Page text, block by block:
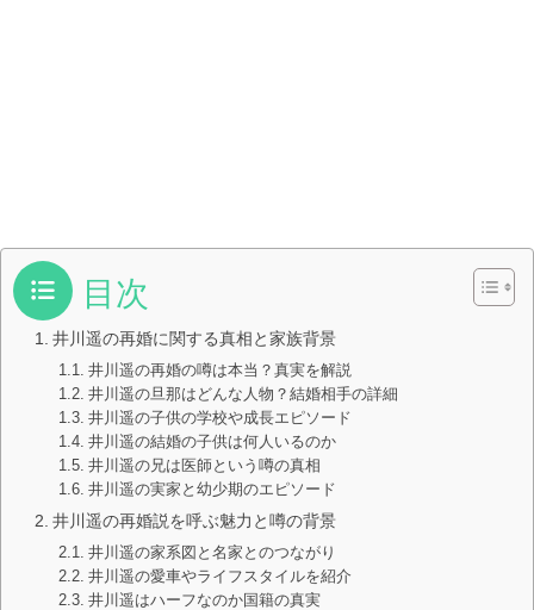
目次
井川遥の再婚に関する真相と家族背景
井川遥の再婚の噂は本当？真実を解説
井川遥の旦那はどんな人物？結婚相手の詳細
井川遥の子供の学校や成長エピソード
井川遥の結婚の子供は何人いるのか
井川遥の兄は医師という噂の真相
井川遥の実家と幼少期のエピソード
井川遥の再婚説を呼ぶ魅力と噂の背景
井川遥の家系図と名家とのつながり
井川遥の愛車やライフスタイルを紹介
井川遥はハーフなのか国籍の真実